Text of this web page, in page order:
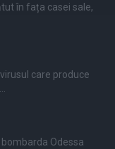
în fața casei sale,
care produce
Odessa